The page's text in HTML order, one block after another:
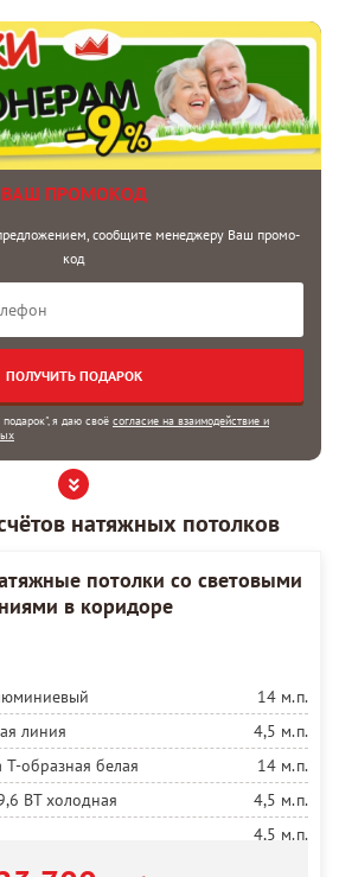
ВАШ ПРОМОКОД
сообщите менеджеру Ваш промо-
код
я даю своё согласие на взаимодействие и
натяжных потолков
потолки со световыми
в коридоре
14 м.п.
линия
4,5 м.п.
образная белая
14 м.п.
ВТ холодная
4,5 м.п.
4,5 м.п.